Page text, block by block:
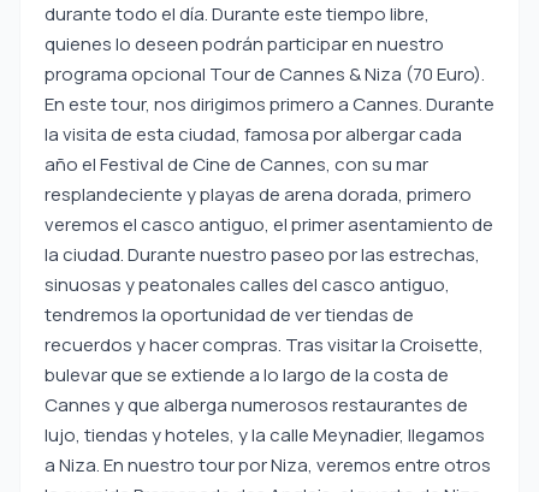
durante todo el día. Durante este tiempo libre,
quienes lo deseen podrán participar en nuestro
programa opcional Tour de Cannes & Niza (70 Euro).
En este tour, nos dirigimos primero a Cannes. Durante
la visita de esta ciudad, famosa por albergar cada
año el Festival de Cine de Cannes, con su mar
resplandeciente y playas de arena dorada, primero
veremos el casco antiguo, el primer asentamiento de
la ciudad. Durante nuestro paseo por las estrechas,
sinuosas y peatonales calles del casco antiguo,
tendremos la oportunidad de ver tiendas de
recuerdos y hacer compras. Tras visitar la Croisette,
bulevar que se extiende a lo largo de la costa de
Cannes y que alberga numerosos restaurantes de
lujo, tiendas y hoteles, y la calle Meynadier, llegamos
a Niza. En nuestro tour por Niza, veremos entre otros